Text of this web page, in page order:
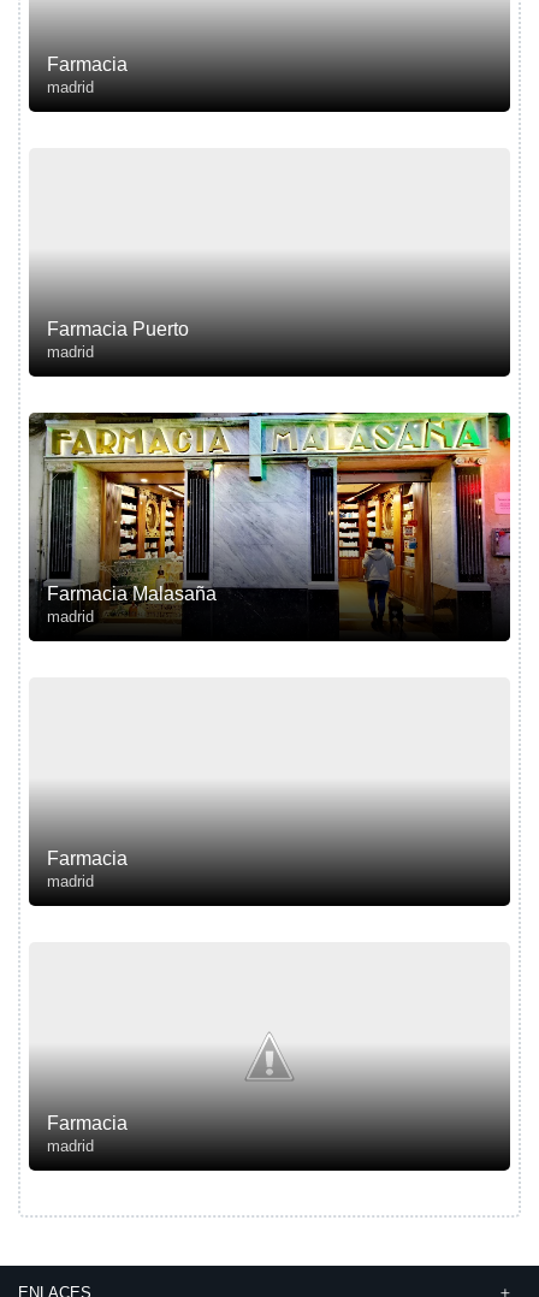
Farmacia
madrid
Farmacia Puerto
madrid
Farmacia Malasaña
madrid
Farmacia
madrid
Farmacia
madrid
ENLACES